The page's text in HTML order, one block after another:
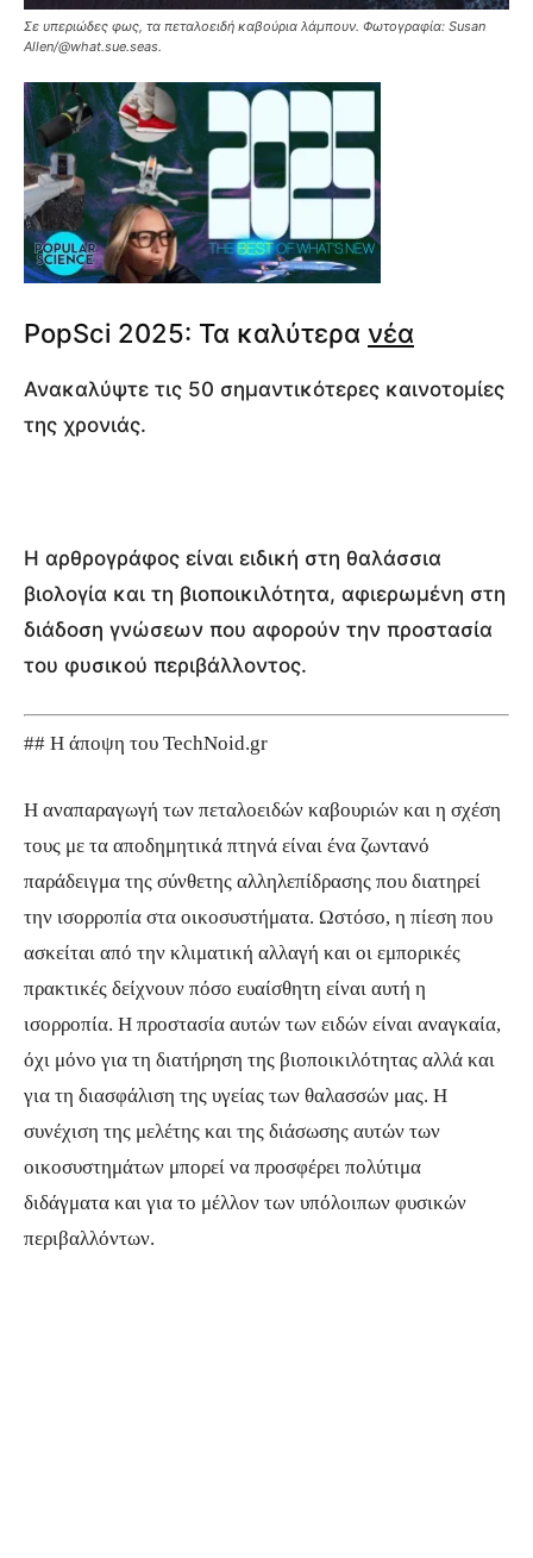
Σε υπεριώδες φως, τα πεταλοειδή καβούρια λάμπουν. Φωτογραφία: Susan
Allen/@what.sue.seas.
PopSci 2025: Τα καλύτερα νέα
Ανακαλύψτε τις 50 σημαντικότερες καινοτομίες
της χρονιάς.
Η αρθρογράφος είναι ειδική στη θαλάσσια
βιολογία και τη βιοποικιλότητα, αφιερωμένη στη
διάδοση γνώσεων που αφορούν την προστασία
του φυσικού περιβάλλοντος.
## Η άποψη του TechNoid.gr
Η αναπαραγωγή των πεταλοειδών καβουριών και η σχέση
τους με τα αποδημητικά πτηνά είναι ένα ζωντανό
παράδειγμα της σύνθετης αλληλεπίδρασης που διατηρεί
την ισορροπία στα οικοσυστήματα. Ωστόσο, η πίεση που
ασκείται από την κλιματική αλλαγή και οι εμπορικές
πρακτικές δείχνουν πόσο ευαίσθητη είναι αυτή η
ισορροπία. Η προστασία αυτών των ειδών είναι αναγκαία,
όχι μόνο για τη διατήρηση της βιοποικιλότητας αλλά και
για τη διασφάλιση της υγείας των θαλασσών μας. Η
συνέχιση της μελέτης και της διάσωσης αυτών των
οικοσυστημάτων μπορεί να προσφέρει πολύτιμα
διδάγματα και για το μέλλον των υπόλοιπων φυσικών
περιβαλλόντων.